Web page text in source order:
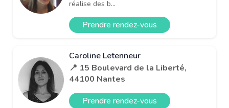
réalise des b...
Prendre rendez-vous
Caroline Letenneur
📍 15 Boulevard de la Liberté,
44100 Nantes
Prendre rendez-vous